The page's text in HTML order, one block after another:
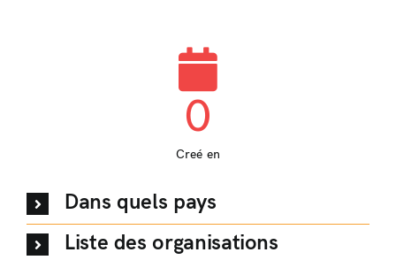
0
Creé en
Dans quels pays
Liste des organisations